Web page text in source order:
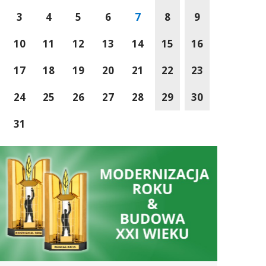
3
4 5 6 7 8
9
10
11 12 13 14 15
16
17
18 19 20 21 22
23
24
25 26 27 28 29
30
31